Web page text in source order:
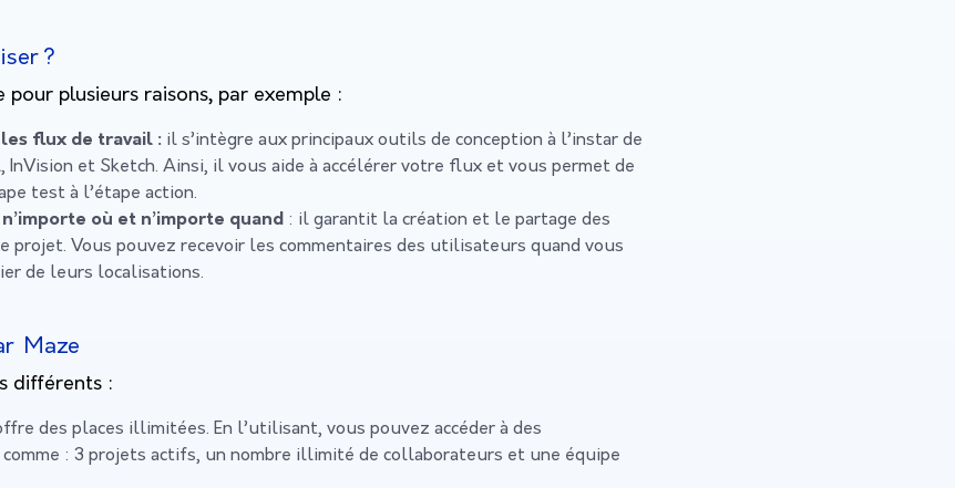
?
plusieurs raisons, par exemple :
flux de travail : il s’intègre aux principaux outils de conception à l’instar de
InVision et Sketch. Ainsi, il vous aide à accélérer votre flux et vous permet de
test à l’étape action.
où et n’importe quand : il garantit la création et le partage des
projet. Vous pouvez recevoir les commentaires des utilisateurs quand vous
de leurs localisations.
Maze
différents :
des places illimitées. En l’utilisant, vous pouvez accéder à des
: 3 projets actifs, un nombre illimité de collaborateurs et une équipe